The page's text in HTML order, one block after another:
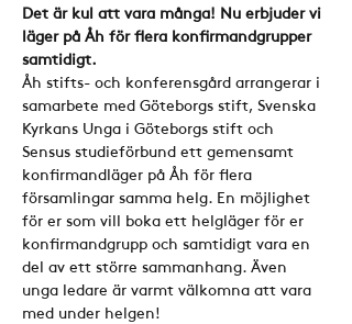
Det är kul att vara många! Nu erbjuder vi
läger på Åh för flera konfirmandgrupper
samtidigt.
Åh stifts- och konferensgård arrangerar i
samarbete med Göteborgs stift, Svenska
Kyrkans Unga i Göteborgs stift och
Sensus studieförbund ett gemensamt
konfirmandläger på Åh för flera
församlingar samma helg. En möjlighet
för er som vill boka ett helgläger för er
konfirmandgrupp och samtidigt vara en
del av ett större sammanhang. Även
unga ledare är varmt välkomna att vara
med under helgen!